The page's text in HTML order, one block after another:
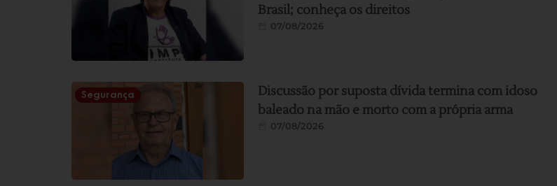
Brasil; conheça os direitos
07/08/2026
Segurança
Discussão por suposta dívida termina com idoso
baleado na mão e morto com a própria arma
07/08/2026